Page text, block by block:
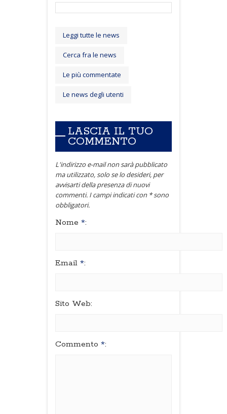
Leggi tutte le news
Cerca fra le news
Le più commentate
Le news degli utenti
LASCIA IL TUO
COMMENTO
L'indirizzo e-mail non sarà pubblicato
ma utilizzato, solo se lo desideri, per
avvisarti della presenza di nuovi
commenti. I campi indicati con * sono
obbligatori.
Nome *:
Email *:
Sito Web:
Commento *: